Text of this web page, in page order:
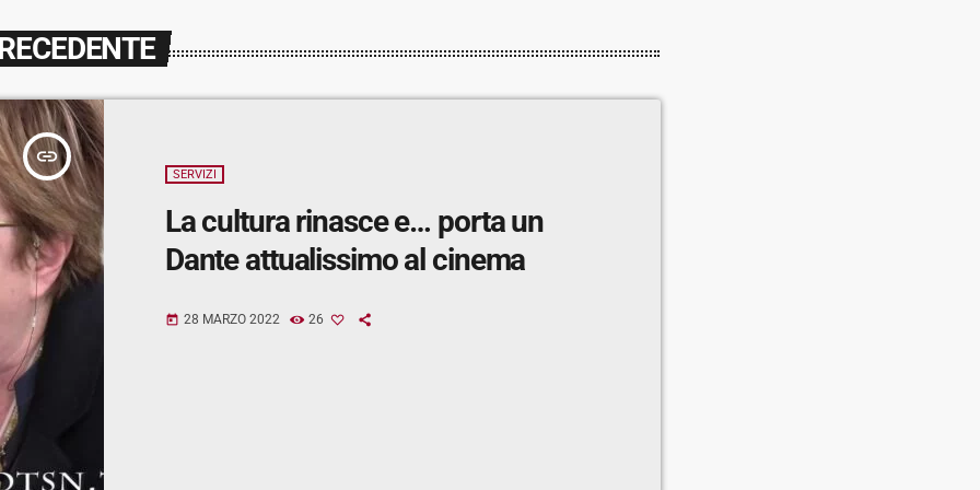
insert_link
SERVIZI
La cultura rinasce e… porta un
Dante attualissimo al cinema
today 28 MARZO 2022 26